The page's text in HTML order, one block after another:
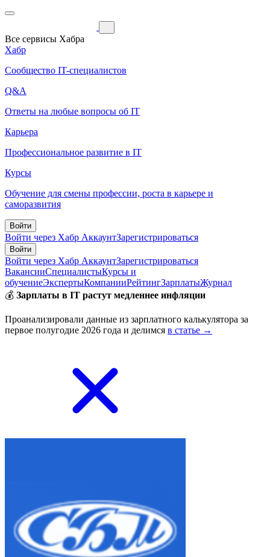
Все сервисы Хабра
Хабр
Сообщество IT-специалистов
Q&A
Ответы на любые вопросы об IT
Карьера
Профессиональное развитие в IT
Курсы
Обучение для смены профессии, роста в карьере и
саморазвития
Войти
Войти через Хабр АккаунтЗарегистрироваться
Войти
Войти через Хабр АккаунтЗарегистрироваться
ВакансииСпециалистыКурсы и
обучениеЭкспертыКомпанииРейтингЗарплатыЖурнал
💰 Зарплаты в IT растут медленнее инфляции
Проанализировали данные из зарплатного калькулятора за
первое полугодие 2026 года и делимся в статье →